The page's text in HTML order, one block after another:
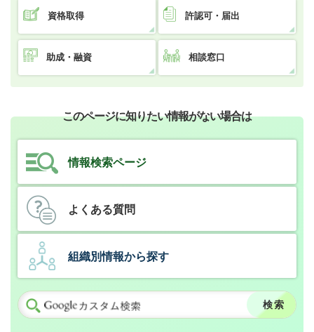
資格取得 許認可・届出
助成・融資 相談窓口
このページに知りたい情報がない場合は
情報検索ページ
よくある質問
組織別情報から探す